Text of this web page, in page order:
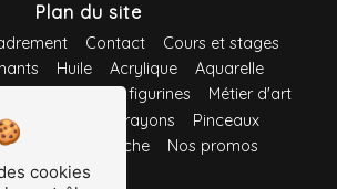
Plan du site
Contact
Cours et stages
Huile Acrylique
Aquarelle
Maquette et figurines
Métier d'art
Crayons
Pinceaux
d'accroche Nos promos
cookies